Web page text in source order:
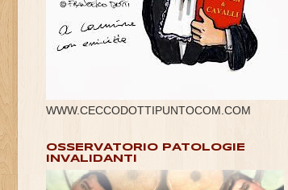
WWW.CECCODOTTIPUNTOCOM.COM
OSSERVATORIO PATOLOGIE
INVALIDANTI